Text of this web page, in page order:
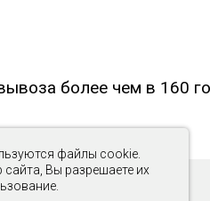
файлы cookie.
Вы разрешаете их
более чем в 160